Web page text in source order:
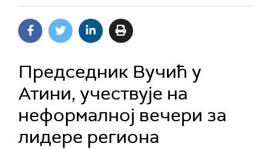
Председник Вучић у
Атини, учествује на
неформалној вечери за
лидере региона